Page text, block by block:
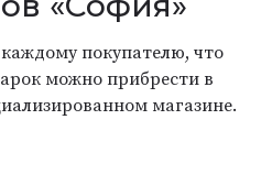
покупателю, что
можно прибрести в
магазине.